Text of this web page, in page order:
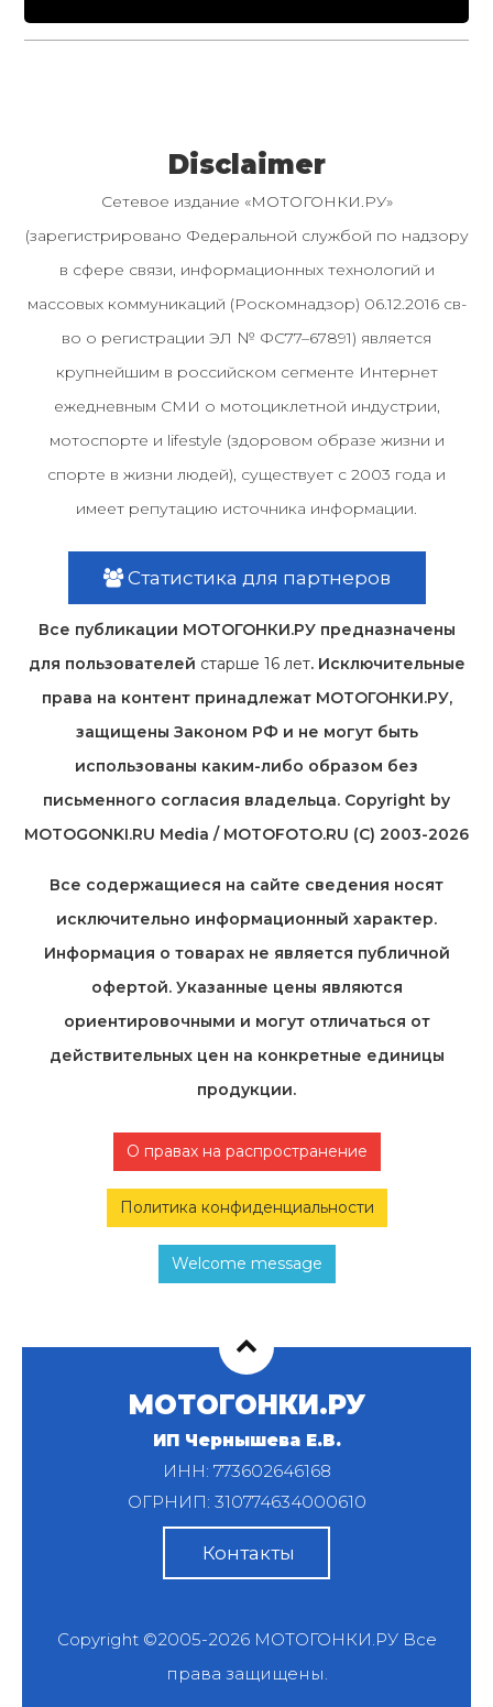
Disclaimer
Сетевое издание «МОТОГОНКИ.РУ»
(зарегистрировано Федеральной службой по надзору
в сфере связи, информационных технологий и
массовых коммуникаций (Роскомнадзор) 06.12.2016 св-
во о регистрации ЭЛ № ФС77–67891) является
крупнейшим в российском сегменте Интернет
ежедневным СМИ о мотоциклетной индустрии,
мотоспорте и lifestyle (здоровом образе жизни и
спорте в жизни людей), существует с 2003 года и
имеет репутацию источника информации.
Статистика для партнеров
Все публикации МОТОГОНКИ.РУ предназначены
для пользователей старше 16 лет. Исключительные
права на контент принадлежат МОТОГОНКИ.РУ,
защищены Законом РФ и не могут быть
использованы каким-либо образом без
письменного согласия владельца. Copyright by
MOTOGONKI.RU Media / MOTOFOTO.RU (C) 2003-2026
Все содержащиеся на cайте сведения носят
исключительно информационный характер.
Информация о товарах не является публичной
офертой. Указанные цены являются
ориентировочными и могут отличаться от
действительных цен на конкретные единицы
продукции.
О правах на распространение
Политика конфиденциальности
Welcome message
МОТОГОНКИ.РУ
ИП Чернышева Е.В.
ИНН: 773602646168
ОГРНИП: 310774634000610
Контакты
Copyright ©2005-2026 МОТОГОНКИ.РУВсе
права защищены.